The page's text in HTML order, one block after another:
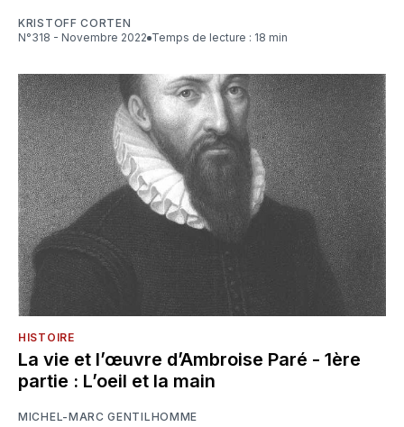
KRISTOFF CORTEN
N°318 - Novembre 2022
Temps de lecture : 18 min
HISTOIRE
La vie et l’œuvre d’Ambroise Paré - 1ère
partie : L’oeil et la main
MICHEL-MARC GENTILHOMME